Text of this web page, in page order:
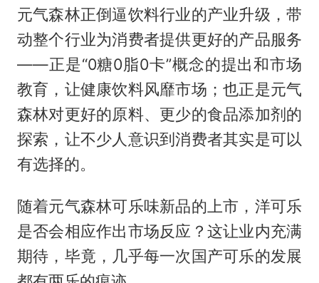
元气森林正倒逼饮料行业的产业升级，带
动整个行业为消费者提供更好的产品服务
——正是“0糖0脂0卡”概念的提出和市场
教育，让健康饮料风靡市场；也正是元气
森林对更好的原料、更少的食品添加剂的
探索，让不少人意识到消费者其实是可以
有选择的。
随着元气森林可乐味新品的上市，洋可乐
是否会相应作出市场反应？这让业内充满
期待，毕竟，几乎每一次国产可乐的发展